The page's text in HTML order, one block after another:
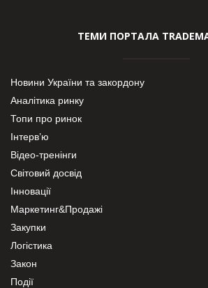
ТЕМИ ПОРТАЛА
Новини України та закордону
Аналітика ринку
Топи про ринок
Інтерв’ю
Відео-тренінги
Світовий досвід
Інновації
Маркетинг&Продажі
Закупки
Логістика
Закон
Події